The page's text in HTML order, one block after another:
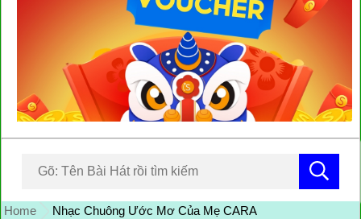
Home Nhạc Chuông Ước Mơ Của Mẹ CARA